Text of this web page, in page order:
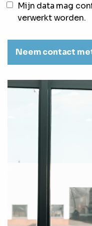
Mijn data mag
verwerkt worden.